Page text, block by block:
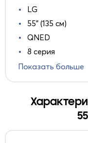
LG
55" (135 см)
QNED
8 серия
Показать больше